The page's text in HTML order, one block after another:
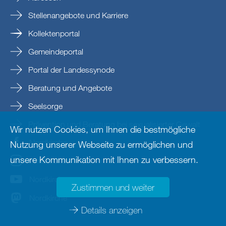
Stellenangebote und Karriere
Kollektenportal
Gemeindeportal
Portal der Landessynode
Beratung und Angebote
Seelsorge
Prävention und Beratung bei sexualisierter Gewalt
Nordkirche
nordkirche
Nordkirche
Nordkirche
Wir nutzen Cookies, um Ihnen die bestmögliche
Nutzung unserer Webseite zu ermöglichen und
unsere Kommunikation mit Ihnen zu verbessern.
Zustimmen und weiter
Details anzeigen